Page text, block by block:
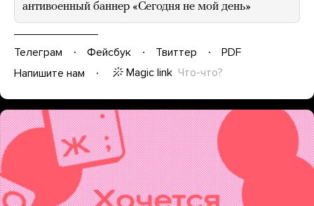
антивоенный баннер «Сегодня не мой день»
Телеграм Фейсбук Твиттер
PDF
Напишите нам
Magic link Что-что?